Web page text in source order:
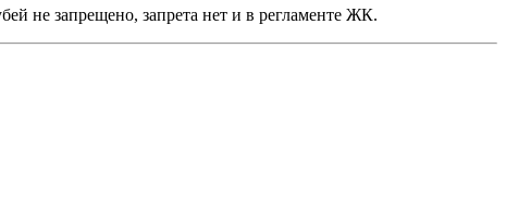
не запрещено, запрета нет и в регламенте ЖК.